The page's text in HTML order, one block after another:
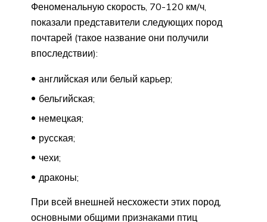
Феноменальную скорость, 70-120 км/ч,
показали представители следующих пород
почтарей (такое название они получили
впоследствии):
английская или белый карьер;
бельгийская;
немецкая;
русская;
чехи;
драконы;
При всей внешней несхожести этих пород,
основными общими признаками птиц